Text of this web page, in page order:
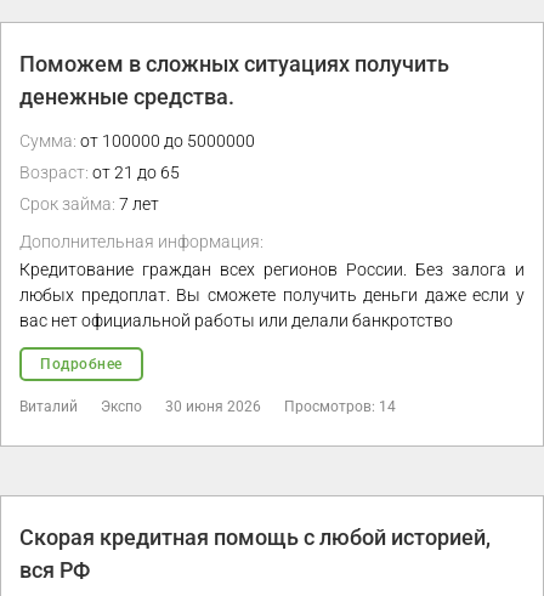
Поможем в сложных ситуациях получить
денежные средства.
Сумма: от 100000 до 5000000
Возраст: от 21 до 65
Срок займа: 7 лет
Дополнительная информация:
Кредитование граждан всех регионов России. Без залога и
любых предоплат. Вы сможете получить деньги даже если у
вас нет официальной работы или делали банкротство
Подробнее
Виталий Экспо 30 июня 2026 Просмотров: 14
Скорая кредитная помощь с любой историей,
вся РФ